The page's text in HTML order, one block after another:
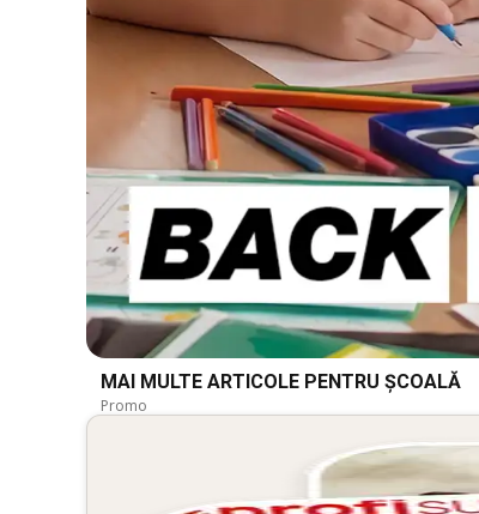
MAI MULTE ARTICOLE PENTRU ȘCOALĂ
Promo